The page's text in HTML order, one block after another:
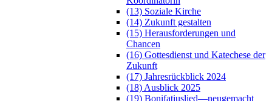
(13) Soziale Kirche
(14) Zukunft gestalten
(15) Herausforderungen und
Chancen
(16) Gottesdienst und Katechese der
Zukunft
(17) Jahresrückblick 2024
(18) Ausblick 2025
(19) Bonifatiuslied—neugemacht